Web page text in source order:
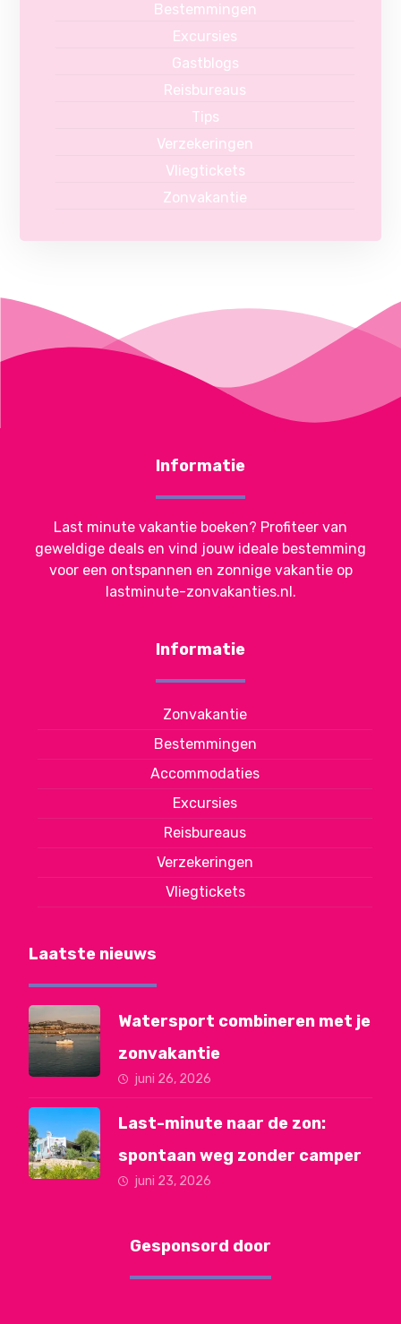
Bestemmingen
Excursies
Gastblogs
Reisbureaus
Tips
Verzekeringen
Vliegtickets
Zonvakantie
Informatie
Last minute vakantie boeken? Profiteer van
geweldige deals en vind jouw ideale bestemming
voor een ontspannen en zonnige vakantie op
lastminute-zonvakanties.nl.
Informatie
Zonvakantie
Bestemmingen
Accommodaties
Excursies
Reisbureaus
Verzekeringen
Vliegtickets
Laatste nieuws
Watersport combineren met je
zonvakantie
juni 26, 2026
Last-minute naar de zon:
spontaan weg zonder camper
juni 23, 2026
Gesponsord door